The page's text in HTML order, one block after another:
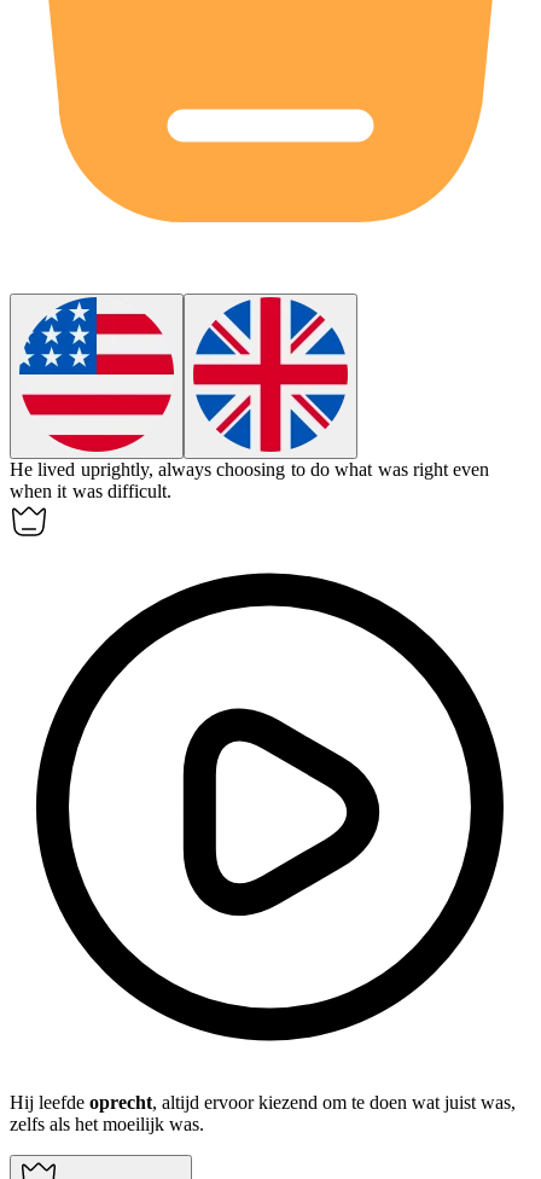
He lived uprightly, always choosing to do what was right even
when it was difficult.
Hij leefde oprecht, altijd ervoor kiezend om te doen wat juist was,
zelfs als het moeilijk was.